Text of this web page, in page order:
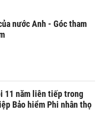
nước Anh - Góc tham
11 năm liên tiếp trong
Bảo hiểm Phi nhân thọ